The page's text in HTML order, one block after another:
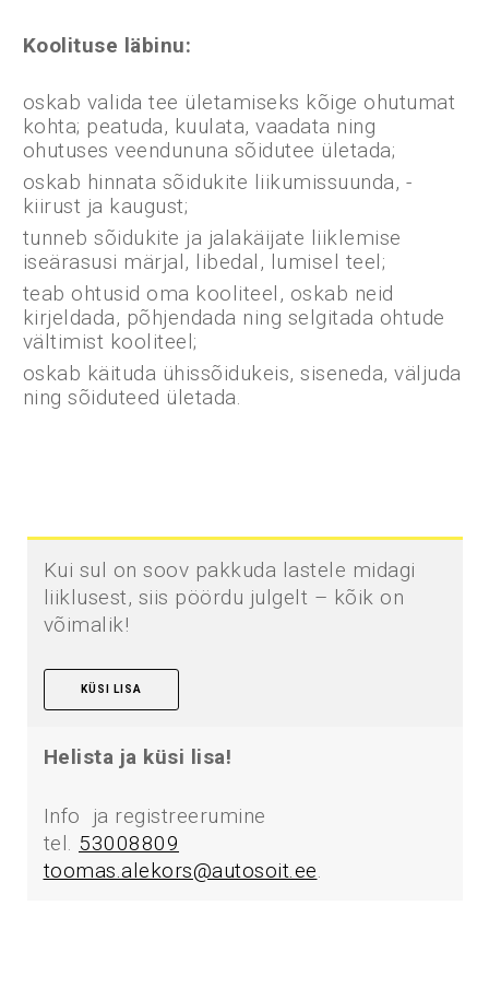
Koolituse läbinu:
oskab valida tee ületamiseks kõige ohutumat
kohta; peatuda, kuulata, vaadata ning
ohutuses veendununa sõidutee ületada;
oskab hinnata sõidukite liikumissuunda, -
kiirust ja kaugust;
tunneb sõidukite ja jalakäijate liiklemise
iseärasusi märjal, libedal, lumisel teel;
teab ohtusid oma kooliteel, oskab neid
kirjeldada, põhjendada ning selgitada ohtude
vältimist kooliteel;
oskab käituda ühissõidukeis, siseneda, väljuda
ning sõiduteed ületada.
Kui sul on soov pakkuda lastele midagi
liiklusest, siis pöördu julgelt – kõik on
võimalik!
KÜSI LISA
Helista ja küsi lisa!
Info ja registreerumine
tel. 53008809
toomas.alekors@autosoit.ee